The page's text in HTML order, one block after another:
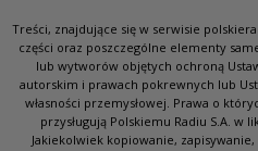
Treści, znajdujące się w serwisie
części oraz poszczególne elementy
lub wytworów objętych ochroną
autorskim i prawach pokrewnych lub
własności przemysłowej. Prawa o
przysługują Polskiemu Radiu S.A.
Jakiekolwiek kopiowanie,